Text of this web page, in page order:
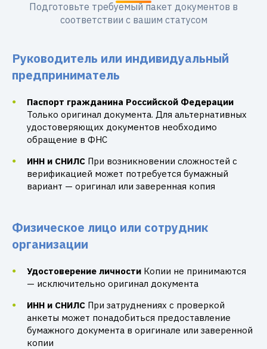
Подготовьте требуемый пакет документов в
соответствии с вашим статусом
Руководитель или индивидуальный
предприниматель
Паспорт гражданина Российской Федерации
Только оригинал документа. Для альтернативных
удостоверяющих документов необходимо
обращение в ФНС
ИНН и СНИЛС При возникновении сложностей с
верификацией может потребуется бумажный
вариант — оригинал или заверенная копия
Физическое лицо или сотрудник
организации
Удостоверение личности Копии не принимаются
— исключительно оригинал документа
ИНН и СНИЛС При затруднениях с проверкой
анкеты может понадобиться предоставление
бумажного документа в оригинале или заверенной
копии